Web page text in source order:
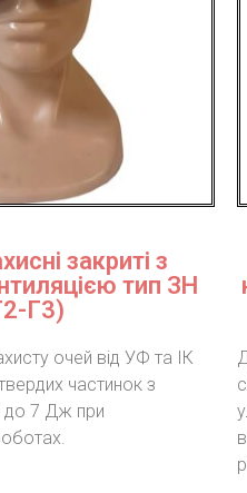
закриті з
тип ЗН
Г3)
очей від УФ та ІК
частинок з
до 7 Дж при